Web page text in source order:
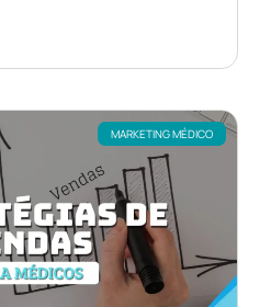
MARKETING MÉDICO